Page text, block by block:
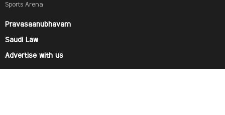
Sports Arena
Pravasaanubhavam
Saudi Law
Advertise with us